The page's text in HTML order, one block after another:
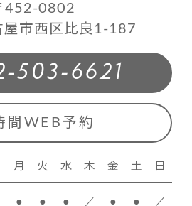
452-0802
屋市西区比良1-187
503-6621
間WEB予約
月 火 水 木 金 土 日
● ● ● ／ ● ● ／